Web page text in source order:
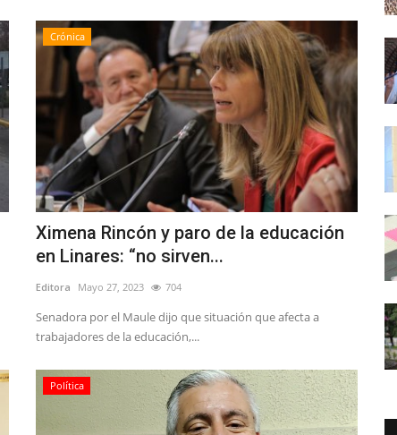
Crónica
Ximena Rincón y paro de la educación
en Linares: “no sirven...
Editora Mayo 27, 2023 704
Senadora por el Maule dijo que situación que afecta a
trabajadores de la educación,...
Política